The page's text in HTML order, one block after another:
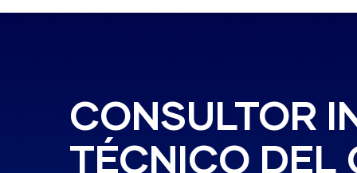
CONSULTOR
TÉCNICO